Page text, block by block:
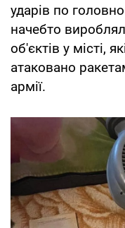
ударів по
начебто
об'єктів у місті,
атаковано
армії.